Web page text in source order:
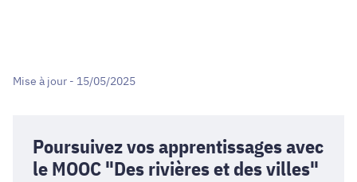
Mise à jour - 15/05/2025
Poursuivez vos apprentissages avec
le MOOC "Des rivières et des villes"